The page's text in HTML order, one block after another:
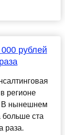
рублей
регионе
В нынешнем
больше ста
раза.